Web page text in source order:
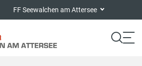
FF Seewalchen am Attersee